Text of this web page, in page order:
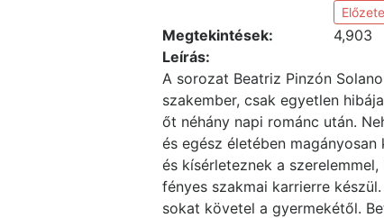
Megtekintések:
4,903
Leírás:
A sorozat Beatriz Pinzón
szakember, csak egyetlen
őt néhány napi románc után.
és egész életében
és kísérleteznek a
fényes szakmai karrierre
sokat követel a gyermekétől.